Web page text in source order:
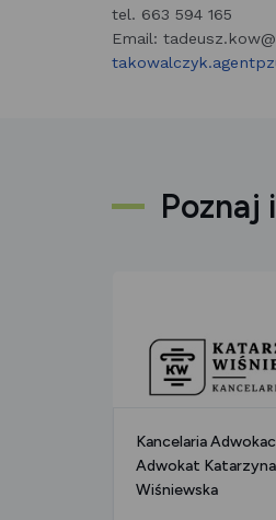
tel. 663 594 165
Email:
Poznaj
Kancelaria
Adwokat Katarzyna
Wiśniewska